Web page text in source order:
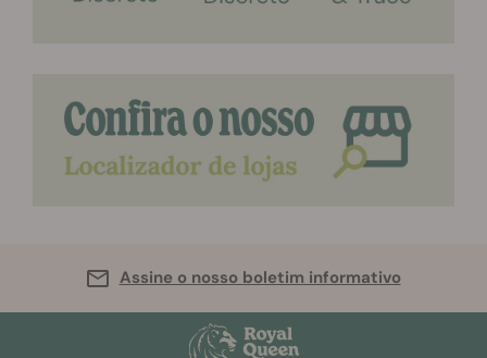
Assine o nosso boletim informativo